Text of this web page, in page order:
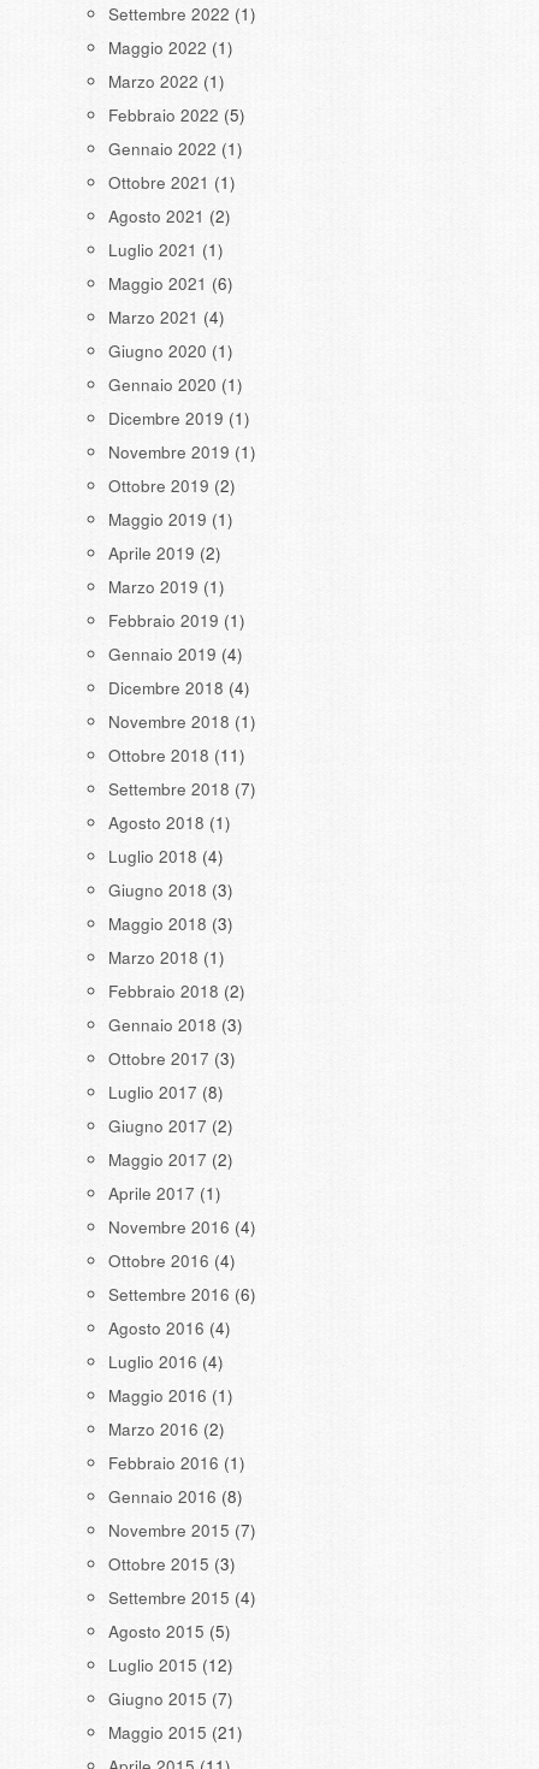
Settembre 2022 (1)
Maggio 2022 (1)
Marzo 2022 (1)
Febbraio 2022 (5)
Gennaio 2022 (1)
Ottobre 2021 (1)
Agosto 2021 (2)
Luglio 2021 (1)
Maggio 2021 (6)
Marzo 2021 (4)
Giugno 2020 (1)
Gennaio 2020 (1)
Dicembre 2019 (1)
Novembre 2019 (1)
Ottobre 2019 (2)
Maggio 2019 (1)
Aprile 2019 (2)
Marzo 2019 (1)
Febbraio 2019 (1)
Gennaio 2019 (4)
Dicembre 2018 (4)
Novembre 2018 (1)
Ottobre 2018 (11)
Settembre 2018 (7)
Agosto 2018 (1)
Luglio 2018 (4)
Giugno 2018 (3)
Maggio 2018 (3)
Marzo 2018 (1)
Febbraio 2018 (2)
Gennaio 2018 (3)
Ottobre 2017 (3)
Luglio 2017 (8)
Giugno 2017 (2)
Maggio 2017 (2)
Aprile 2017 (1)
Novembre 2016 (4)
Ottobre 2016 (4)
Settembre 2016 (6)
Agosto 2016 (4)
Luglio 2016 (4)
Maggio 2016 (1)
Marzo 2016 (2)
Febbraio 2016 (1)
Gennaio 2016 (8)
Novembre 2015 (7)
Ottobre 2015 (3)
Settembre 2015 (4)
Agosto 2015 (5)
Luglio 2015 (12)
Giugno 2015 (7)
Maggio 2015 (21)